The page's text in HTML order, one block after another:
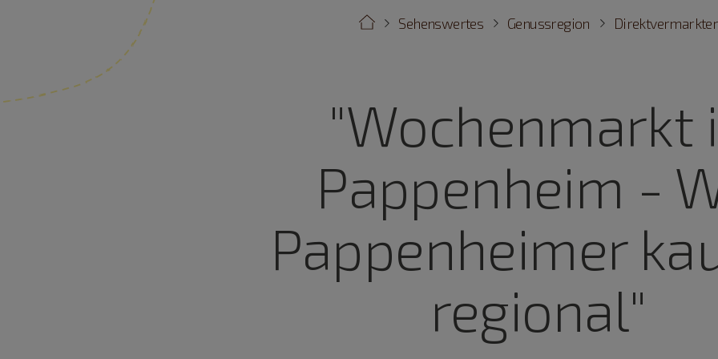
Direktvermarkter
Genussregion
Sehenswertes
"Wochenmarkt
Pappenheim -
Pappenheimer
regional"